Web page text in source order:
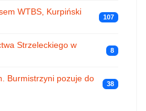
WTBS, Kurpiński
107
Strzeleckiego w
8
Burmistrzyni pozuje do
38